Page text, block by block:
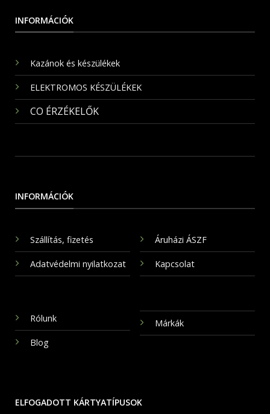
INFORMÁCIÓK
Kazánok és készülékek
ELEKTROMOS KÉSZÜLÉKEK
CO ÉRZÉKELŐK
INFORMÁCIÓK
Szállítás, fizetés
Adatvédelmi nyilatkozat
Áruházi ÁSZF
Kapcsolat
Rólunk
Blog
Márkák
ELFOGADOTT KÁRTYATÍPUSOK